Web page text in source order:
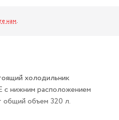
нам.
холодильник
нижним расположением
общий объем 320 л.